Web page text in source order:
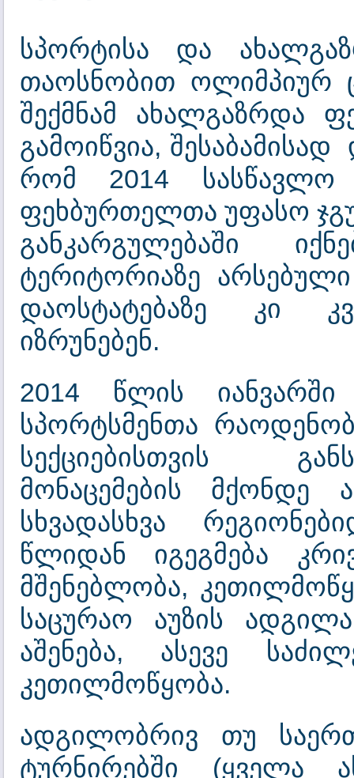
სპორტისა და
თაოსნობით ოლიმპიურ
შექმნამ ახალგაზრდა
გამოიწვია,
რომ 2014 სასწავლო
ფეხბურთელთა უფასო
განკარგულებაში
ტერიტორიაზე
დაოსტატებაზე კი
იზრუნებენ.
2014 წლის იანვარში
სპორტსმენთა
სექციებისთვის
მონაცემების მქონდე
სხვადასხვა
წლიდან იგეგმება
მშენებლობა,
საცურაო აუზის
აშენება, ასევე
კეთილმოწყობა.
ადგილობრივ თუ
ტურნირებში (ყველა